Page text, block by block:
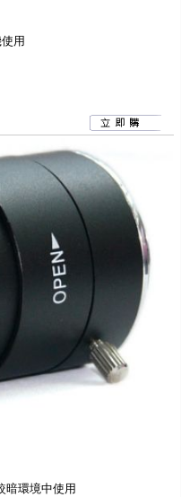
用
暗環境中使用